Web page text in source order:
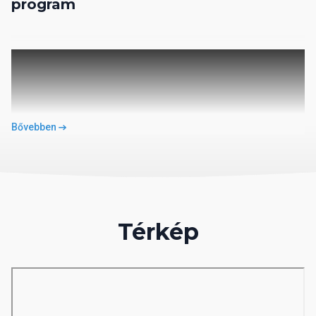
program
Bővebben
Térkép